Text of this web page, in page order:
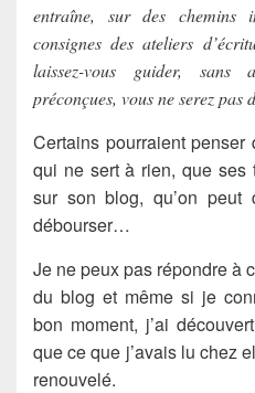
entraîne, sur des chemins
consignes des ateliers
laissez-vous guider, sans
préconçues, vous ne serez
Certains pourraient
qui ne sert à rien, que ses
sur son blog, qu’on
débourser…
Je ne peux pas répondre à
du blog et même si je
bon moment, j’ai
que ce que j’avais lu chez
renouvelé.